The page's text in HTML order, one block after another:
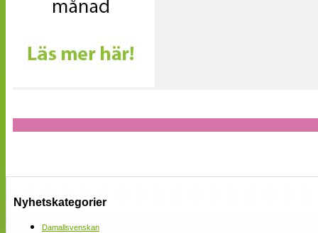
Nyhetskategorier
Damallsvenskan